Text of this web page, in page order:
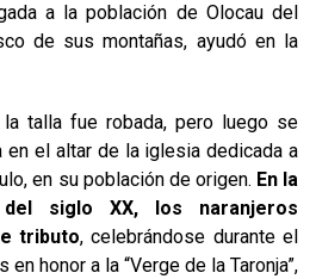
a la población de Olocau del
de sus montañas, ayudó en la
la talla fue robada, pero luego se
en el altar de la iglesia dedicada a
en su población de origen. En la
siglo XX, los naranjeros
tributo, celebrándose durante el
honor a la “Verge de la Taronja”,